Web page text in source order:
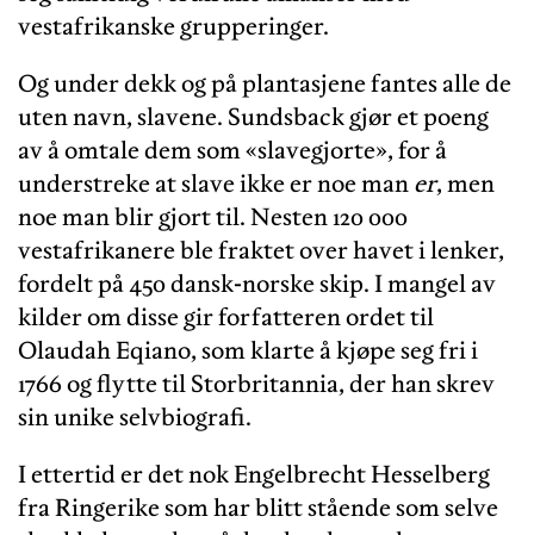
vestafrikanske grupperinger.
Og under dekk og på plantasjene fantes alle de
uten navn, slavene. Sundsback gjør et poeng
av å omtale dem som «slavegjorte», for å
understreke at slave ikke er noe maner, men
noe man blir gjort til. Nesten 120 000
vestafrikanere ble fraktet over havet i lenker,
fordelt på 450 dansk-norske skip. I mangel av
kilder om disse gir forfatteren ordet til
Olaudah Eqiano, som klarte å kjøpe seg fri i
1766 og flytte til Storbritannia, der han skrev
sin unike selvbiografi.
I ettertid er det nok Engelbrecht Hesselberg
fra Ringerike som har blitt stående som selve